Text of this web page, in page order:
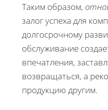
Таким образом,
залог успеха для
долгосрочному
обслуживание
впечатления,
возвращаться, а
продукцию другим.